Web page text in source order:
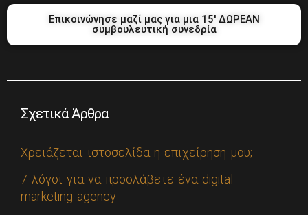
Επικοινώνησε μαζί μας για μια 15' ΔΩΡΕΑΝ
συμβουλευτική συνεδρία
Σχετικά Άρθρα
Χρειάζεται ιστοσελίδα η επιχείρηση μου;
7 λόγοι για να προσλάβετε ένα digital
marketing agency